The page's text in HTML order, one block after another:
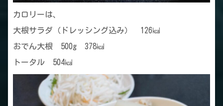
カロリーは、
大根サラダ（ドレッシング込み） 126㎉
おでん大根 500g 378㎉
トータル 504㎉